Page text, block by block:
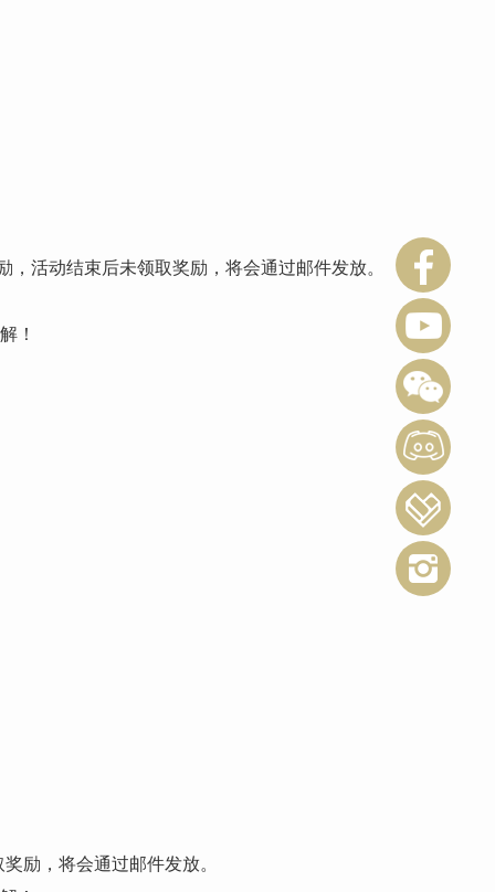
活动结束后未领取奖励，将会通过邮件发放。
！
励，将会通过邮件发放。